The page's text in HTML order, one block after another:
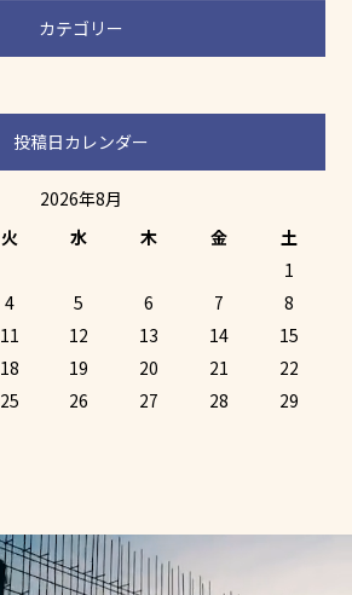
カテゴリー
投稿日カレンダー
2026年8月
火 水 木 金 土
1
4 5 6 7
8
11 12 13 14
15
18 19 20 21
22
25 26 27 28
29